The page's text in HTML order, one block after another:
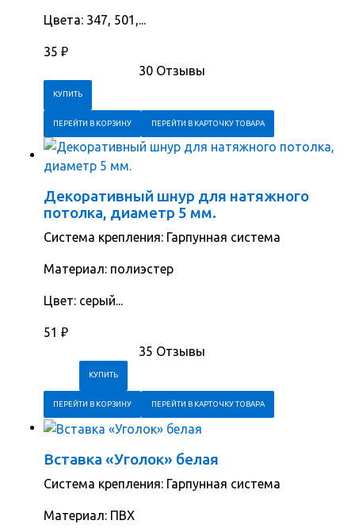
Цвета: 347, 501,...
35 ₽
30 Отзывы
ПЕРЕЙТИ В КОРЗИНУ ПЕРЕЙТИ В КАРТОЧКУ ТОВАРА
Декоративный шнур для натяжного
потолка, диаметр 5 мм.
Система крепления: Гарпунная система
Материал: полиэстер
Цвет: серый...
51 ₽
35 Отзывы
ПЕРЕЙТИ В КОРЗИНУ ПЕРЕЙТИ В КАРТОЧКУ ТОВАРА
Вставка «Уголок» белая
Система крепления: Гарпунная система
Материал: ПВХ